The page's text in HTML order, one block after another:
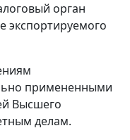
орган
экспортируемого
примененными
Высшего
делам.